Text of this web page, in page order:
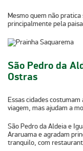
Mesmo quem não
principalmente pela
São Pedro da
Ostras
Essas cidades
viagem, mas ajudam a
São Pedro da Aldeiae
Araruamae agradam
tranquilo, com